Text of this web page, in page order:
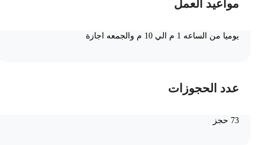
مواعيد العمل
يوميا من الساعه 1 م الي 10 م والجمعه اجازة
عدد الحجوزات